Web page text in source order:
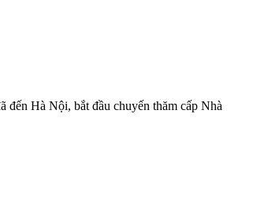
Hà Nội, bắt đầu chuyến thăm cấp Nhà